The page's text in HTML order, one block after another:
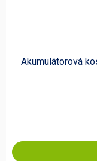
Akumulátorová